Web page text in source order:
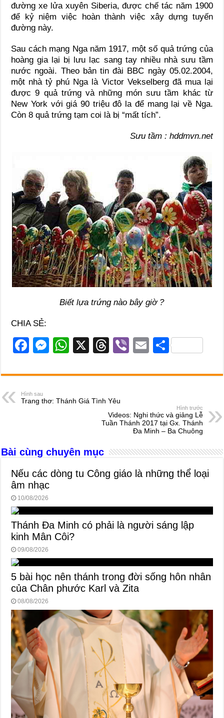
đường xe lửa xuyên Siberia, được chế tác năm 1900
để kỷ niệm việc hoàn thành việc xây dựng tuyến
đường này.
Sau cách mạng Nga năm 1917, một số quả trứng của
hoàng gia lại bị lưu lạc sang tay nhiều nhà sưu tầm
nước ngoài. Theo bản tin đài BBC ngày 05.02.2004,
một nhà tỷ phú Nga là Victor Vekselberg đã mua lại
được 9 quả trứng và những món sưu tầm khác từ
New York với giá 90 triệu đô la để mang lại về Nga.
Còn 8 quả trứng tạm coi là bị “mất tích”.
Sưu tầm : hddmvn.net
Biết lựa trứng nào bây giờ ?
CHIA SẺ:
F
c
e
b
k
M
ss
n
W
at
A
X
T
e
d
s
Vi
er
E
ail
S
ar
Hình sau
Trang thơ: Thánh Giá Tình Yêu
Hình trước
Videos: Nghi thức và giảng Lễ
Tuần Thánh 2017 tại Gx. Thánh
Đa Minh – Ba Chuông
Bài cùng chuyên mục
Nếu các dòng tu Công giáo là những thể loại
âm nhạc
10/08/2026
Thánh Đa Minh có phải là người sáng lập
kinh Mân Côi?
09/08/2026
5 bài học nên thánh trong đời sống hôn nhân
của Chân phước Karl và Zita
08/08/2026